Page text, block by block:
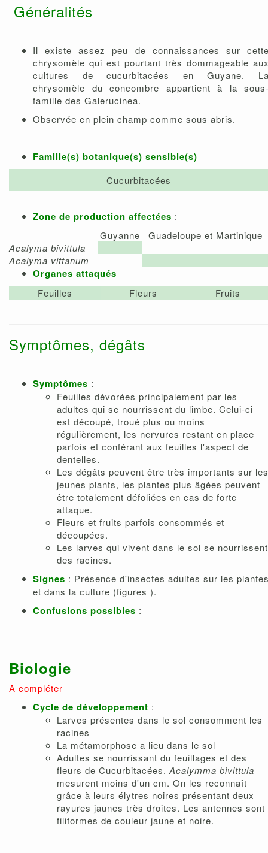
Généralités
Il existe assez peu de connaissances sur
chrysomèle qui est pourtant très dommageable
cultures de cucurbitacées en Guyane.
chrysomèle du concombre appartient à la
famille des Galerucinea.
Observée en plein champ comme sous abris.
Famille(s) botanique(s) sensible(s)
Cucurbitacées
Zone de production affectées :
Guyanne
Guadeloupe et Martinique
Acalyma bivittula
Acalyma vittanum
Organes attaqués
Feuilles Fleurs Fruits
Symptômes, dégâts
Symptômes :
Feuilles dévorées principalement par les
adultes qui se nourrissent du limbe. Celui-ci
est découpé, troué plus ou moins
régulièrement, les nervures restant en place
parfois et conférant aux feuilles l'aspect de
dentelles.
Les dégâts peuvent être très importants sur les
jeunes plants, les plantes plus âgées peuvent
être totalement défoliées en cas de forte
attaque.
Fleurs et fruits parfois consommés et
découpées.
Les larves qui vivent dans le sol se nourrissent
des racines.
Signes : Présence d'insectes adultes sur les
et dans la culture (figures ).
Confusions possibles :
Biologie
A compléter
Cycle de développement :
Larves présentes dans le sol consomment les
racines
La métamorphose a lieu dans le sol
Adultes se nourrissant du feuillages et des
fleurs de Cucurbitacées.Acalymma bivittula
mesurent moins d'un cm. On les reconnaît
grâce à leurs élytres noires présentant deux
rayures jaunes très droites. Les antennes sont
filiformes de couleur jaune et noire.